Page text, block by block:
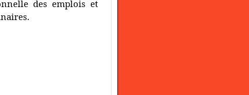
des emplois et